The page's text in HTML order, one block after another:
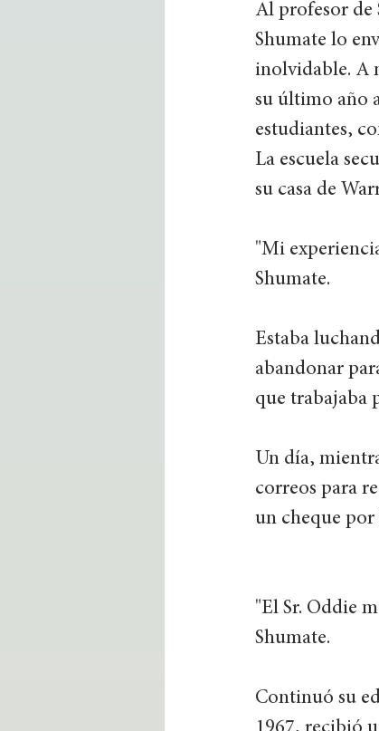
Al profesor de
Shumate lo
inolvidable. A
su último año
estudiantes,
La escuela
su casa de
"Mi
Shumate.
Estaba
abandonar
que trabajaba
Un día,
correos para
un cheque por
"El Sr. Oddie
Shumate.
Continuó su